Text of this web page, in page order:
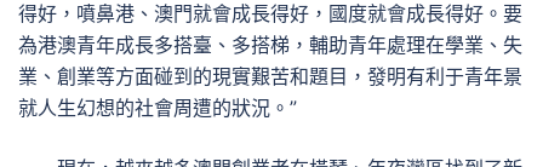
得好，噴鼻港、澳門就會成長得好，國度就會成長得好。要
為港澳青年成長多搭臺、多搭梯，輔助青年處理在學業、失
業、創業等方面碰到的現實艱苦和題目，發明有利于青年景
就人生幻想的社會周遭的狀況。”